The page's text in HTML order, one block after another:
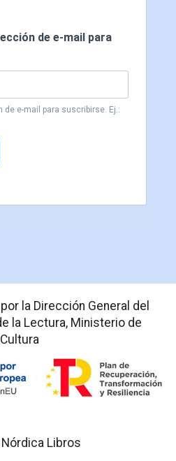
de e-mail para
e-mail para suscribirse. Ej.:
la Dirección General del
la Lectura, Ministerio de
Cultura
Libros